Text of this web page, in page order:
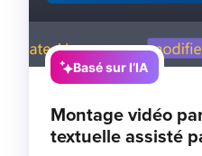
Basé sur l’IA
Montage vidéo
textuelle assisté